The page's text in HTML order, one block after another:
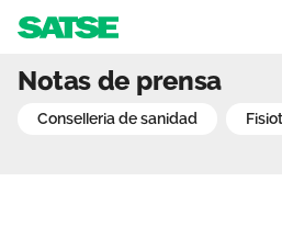
Comunidad Valenciana
SATSE
Notas de prensa
conselleria de sanidad